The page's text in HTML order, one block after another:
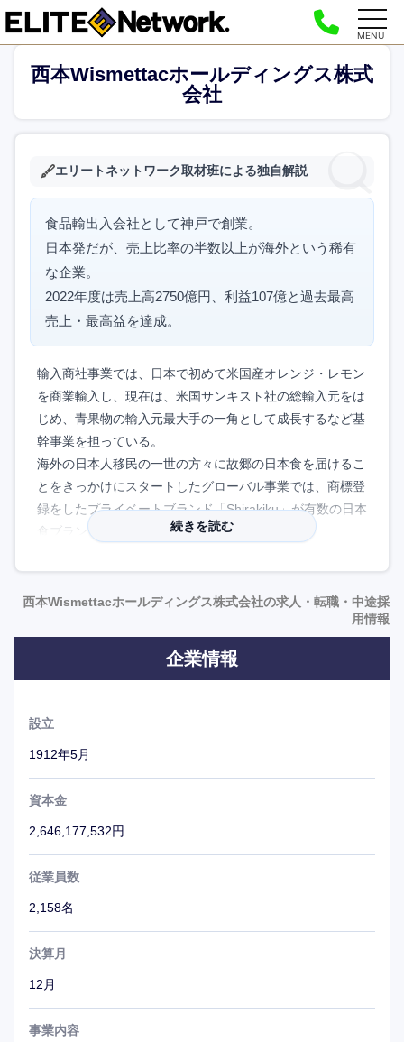
MENU
西本Wismettacホールディングス株式
会社
エリートネットワーク取材班による独自解説
食品輸出入会社として神戸で創業。
日本発だが、売上比率の半数以上が海外という稀有
な企業。
2022年度は売上高2750億円、利益107億と過去最高
売上・最高益を達成。
輸入商社事業では、日本で初めて米国産オレンジ・レモン
を商業輸入し、現在は、米国サンキスト社の総輸入元をは
じめ、青果物の輸入元最大手の一角として成長するなど基
幹事業を担っている。
海外の日本人移民の一世の方々に故郷の日本食を届けるこ
とをきっかけにスタートしたグローバル事業では、商標登
録をしたプライベートブランド「Shirakiku」が有数の日本
食ブランドとして認知されている。
身であり、バックグラウンドも多岐にわたる。
大正時代からの歴史ある企業でありながら、その100年以
ルソリューションカンパニーとして更なる発展に向けて、
続きを読む
西本Wismettacホールディングス株式会社の求人・転職・中途採
用情報
企業情報
設立
1912年5月
資本金
2,646,177,532円
従業員数
2,158名
決算月
12月
事業内容